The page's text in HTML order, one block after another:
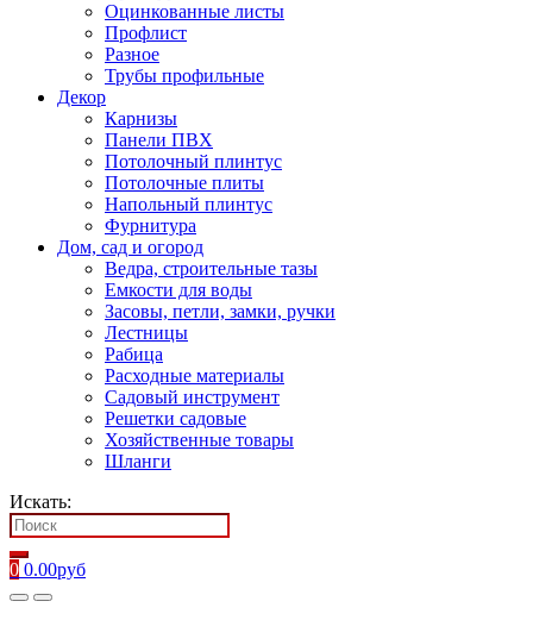
Оцинкованные листы
Профлист
Разное
Трубы профильные
Декор
Карнизы
Панели ПВХ
Потолочный плинтус
Потолочные плиты
Напольный плинтус
Фурнитура
Дом, сад и огород
Ведра, строительные тазы
Емкости для воды
Засовы, петли, замки, ручки
Лестницы
Рабица
Расходные материалы
Садовый инструмент
Решетки садовые
Хозяйственные товары
Шланги
Искать:
0 0.00руб